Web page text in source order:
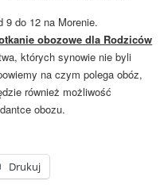
9 do 12 na Morenie.
obozowe dla Rodziców
których synowie nie byli
na czym polega obóz,
również możliwość
obozu.
Drukuj